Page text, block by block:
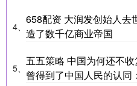
4、
658配资 大润发创始人去
造了数千亿商业帝国
5、
五五策略 中国为何还不
曾得到了中国人民的认同